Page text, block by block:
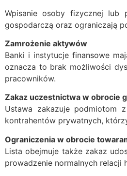
Wpisanie osoby fizycznej lub
gospodarczą oraz ograniczają
Zamrożenie aktywów
Banki i instytucje finansowe
oznacza to brak możliwości
pracowników.
Zakaz uczestnictwa w obrocie
Ustawa zakazuje podmiotom
kontrahentów prywatnych,
Ograniczenia w obrocie
Lista obejmuje także zakaz
prowadzenie normalnych relacji